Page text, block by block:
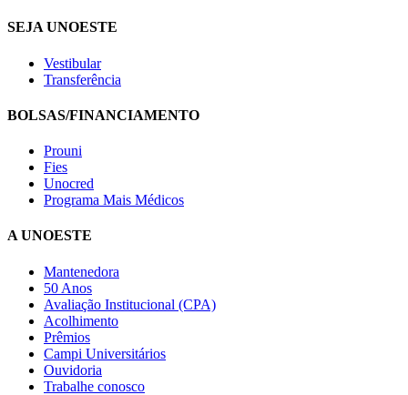
SEJA UNOESTE
Vestibular
Transferência
BOLSAS/FINANCIAMENTO
Prouni
Fies
Unocred
Programa Mais Médicos
A UNOESTE
Mantenedora
50 Anos
Avaliação Institucional (CPA)
Acolhimento
Prêmios
Campi Universitários
Ouvidoria
Trabalhe conosco